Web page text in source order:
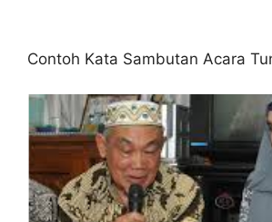
Contoh Kata Sambutan Acara